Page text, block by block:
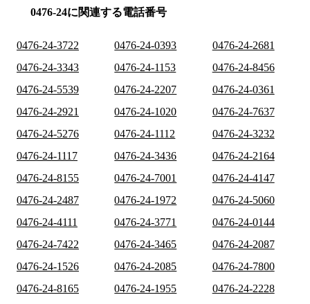
0476-24に関連する電話番号
0476-24-3722 0476-24-0393
0476-24-2681
0476-24-3343
0476-24-1153
0476-24-8456
0476-24-5539
0476-24-2207
0476-24-0361
0476-24-2921
0476-24-1020
0476-24-7637
0476-24-5276
0476-24-1112
0476-24-3232
0476-24-1117
0476-24-3436
0476-24-2164
0476-24-8155
0476-24-7001
0476-24-4147
0476-24-2487
0476-24-1972
0476-24-5060
0476-24-4111
0476-24-3771
0476-24-0144
0476-24-7422
0476-24-3465
0476-24-2087
0476-24-1526
0476-24-2085
0476-24-7800
0476-24-8165
0476-24-1955
0476-24-2228